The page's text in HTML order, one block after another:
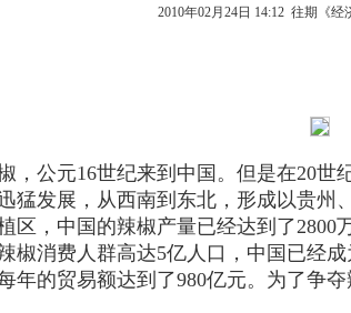
2010年02月24日 14:12 往期《经
，公元16世纪来到中国。但是在20世
猛发展，从西南到东北，形成以贵州
区，中国的辣椒产量已经达到了2800
椒消费人群高达5亿人口，中国已经
年的贸易额达到了980亿元。为了争